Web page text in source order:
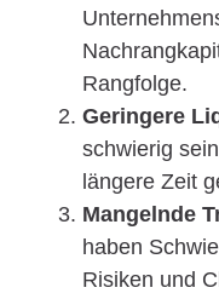
Rangfolge.
Geringere
schwierig
längere Zeit
Mangelnde
haben
Risiken und